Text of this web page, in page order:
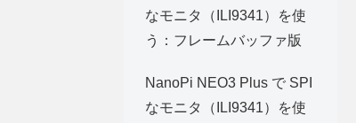
なモニタ（ILI9341）を使
う：フレームバッファ版
NanoPi NEO3 Plus で SPI
なモニタ（ILI9341）を使